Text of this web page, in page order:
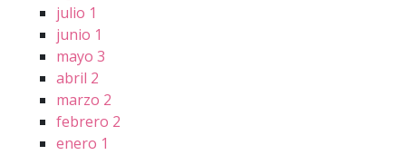
julio 1
junio 1
mayo 3
abril 2
marzo 2
febrero 2
enero 1